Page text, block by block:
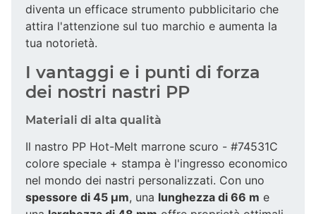
diventa un efficace strumento pubblicitario che
attira l'attenzione sul tuo marchio e aumenta la
tua notorietà.
I vantaggi e i punti di forza
dei nostri nastri PP
Materiali di alta qualità
Il nastro PP Hot-Melt marrone scuro - #74531C
colore speciale + stampa è l'ingresso economico
nel mondo dei nastri personalizzati. Con uno
spessore di 45 µm, una lunghezza di 66 m e